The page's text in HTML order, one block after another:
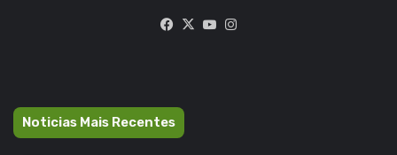
Facebook
X YouTube
Noticias Mais Recentes